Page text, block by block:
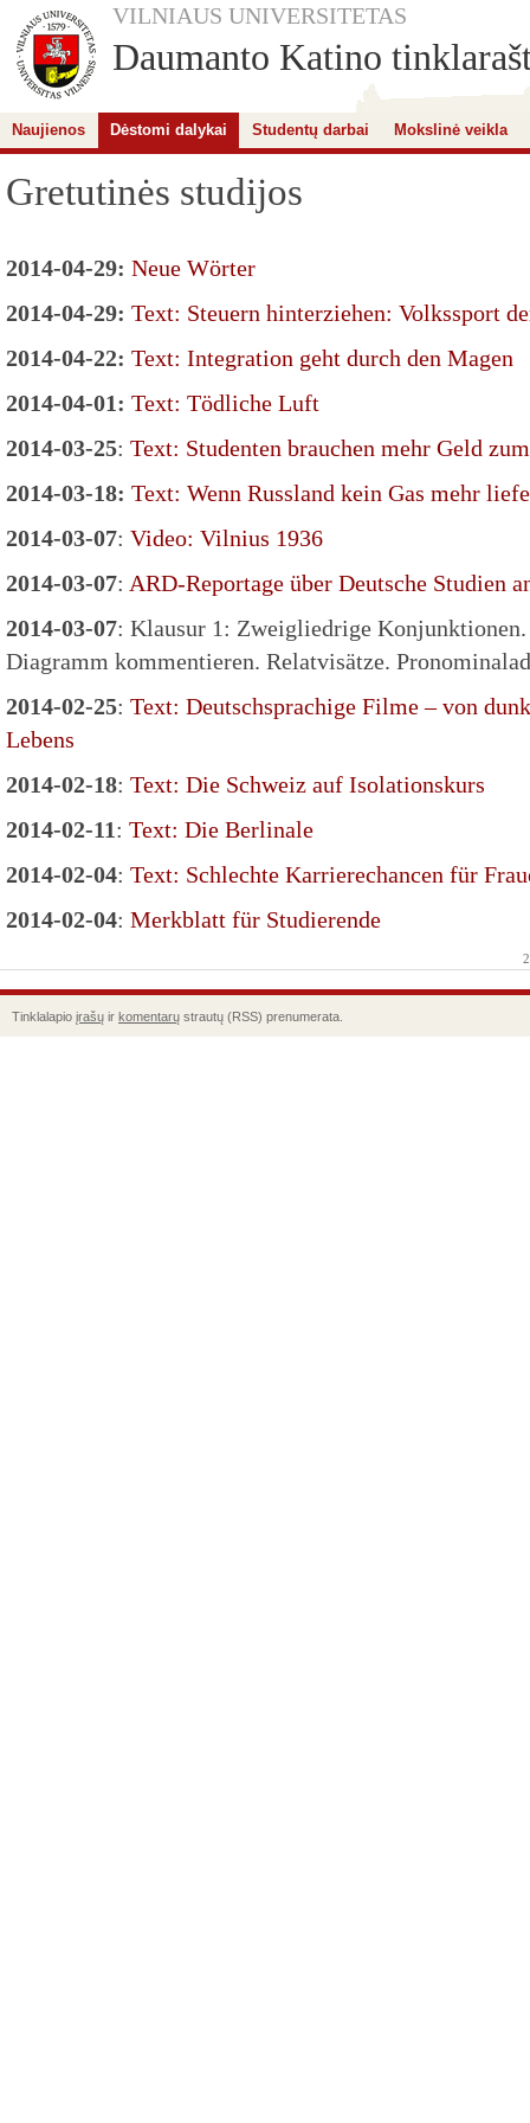
VILNIAUS UNIVERSITETAS
Daumanto Katino
Naujienos Dėstomi dalykai Studentų darbai Mokslinė veikla
Gretutinės studijos
2014-04-29: Neue Wörter
2014-04-29: Text: Steuern hinterziehen: Volkssport
2014-04-22: Text: Integration geht durch den Magen
2014-04-01: Text: Tödliche Luft
2014-03-25: Text: Studenten brauchen mehr Geld
2014-03-18: Text: Wenn Russland kein Gas mehr
2014-03-07: Video: Vilnius 1936
2014-03-07: ARD-Reportage über Deutsche Studien
2014-03-07: Klausur 1: Zweigliedrige
Diagramm kommentieren. Relatvisätze.
2014-02-25: Text: Deutschsprachige Filme – von
Lebens
2014-02-18: Text: Die Schweiz auf Isolationskurs
2014-02-11: Text: Die Berlinale
2014-02-04: Text: Schlechte Karrierechancen für
2014-02-04: Merkblatt für Studierende
Tinklalapio įrašų ir komentarų strautų (RSS) prenumerata.